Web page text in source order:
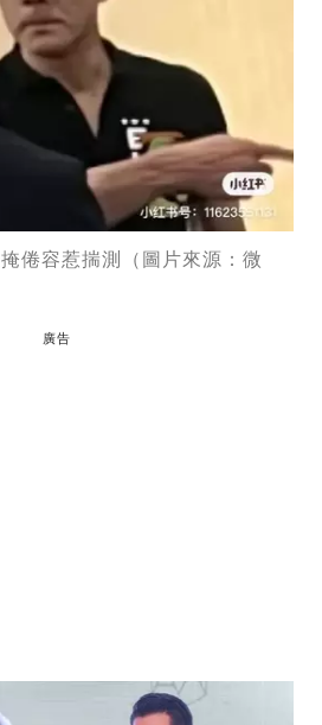
倦容惹揣測（圖片來源：微
廣告